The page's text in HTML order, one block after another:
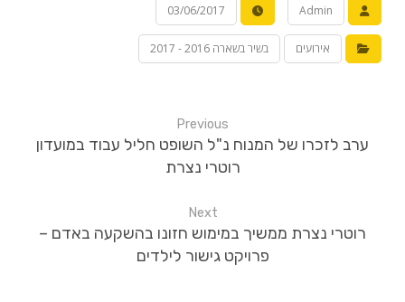
Admin
03/06/2017
אירועים בשיר בשארה 2016 - 2017
Previous
ערב לזכרו של המנוח נ"ל השופט חליל עבוד במועדון
רוטרי נצרת
Next
רוטרי נצרת ממשיך במימוש חזונו בהשקעה באדם –
פרויקט גישור לילדים